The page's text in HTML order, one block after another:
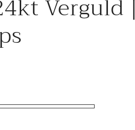
Verguld |